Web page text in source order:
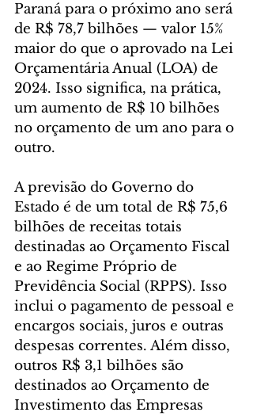
Paraná para o próximo ano será
de R$ 78,7 bilhões — valor 15%
maior do que o aprovado na Lei
Orçamentária Anual (LOA) de
2024. Isso significa, na prática,
um aumento de R$ 10 bilhões
no orçamento de um ano para o
outro.
A previsão do Governo do
Estado é de um total de R$ 75,6
bilhões de receitas totais
destinadas ao Orçamento Fiscal
e ao Regime Próprio de
Previdência Social (RPPS). Isso
inclui o pagamento de pessoal e
encargos sociais, juros e outras
despesas correntes. Além disso,
outros R$ 3,1 bilhões são
destinados ao Orçamento de
Investimento das Empresas